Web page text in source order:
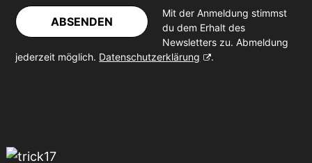
ABSENDEN
Mit der Anmeldung stimmst
du dem Erhalt des
Newsletters zu. Abmeldung
jederzeit möglich. Datenschutzerklärung .